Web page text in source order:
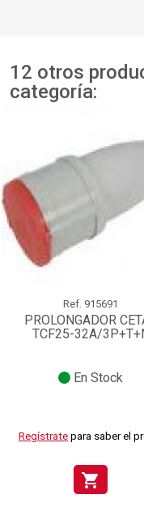
12 otros
categoría:
Ref. 915691
PROLONGADOR
TCF25-32A/
En Stock
Regístrate para saber el
shopping_cart